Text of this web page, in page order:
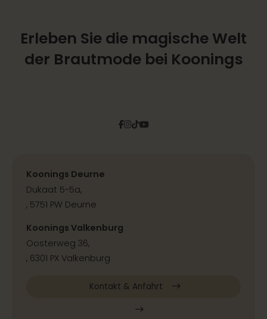
Erleben Sie die magische Welt
der Brautmode bei Koonings
Facebook
Instagram
TiktokPinterest
YouTube
Koonings Deurne
Dukaat 5-5a,
, 5751 PW Deurne
Koonings Valkenburg
Oosterweg 36,
, 6301 PX Valkenburg
Kontakt & Anfahrt